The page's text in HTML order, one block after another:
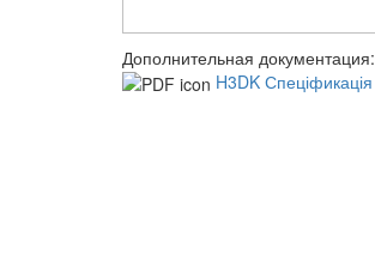
Дополнительная документация:
H3DK Спеціфикація